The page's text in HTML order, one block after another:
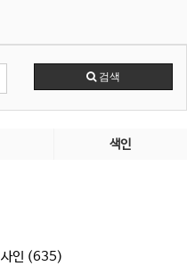
검색
색인
사인 (635)